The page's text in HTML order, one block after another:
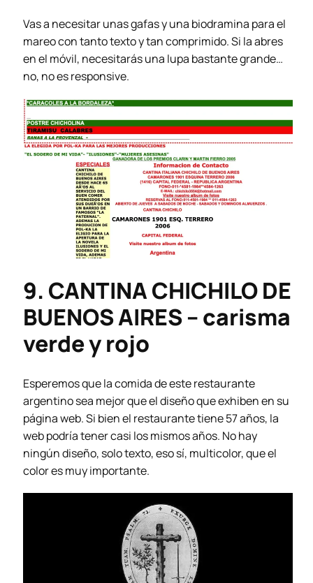
Vas a necesitar unas gafas y una biodramina para el
mareo con tanto texto y tan comprimido. Si la abres
en el móvil, necesitarás una lupa bastante grande…
no, no es responsive.
9. CANTINA CHICHILO DE
BUENOS AIRES – carisma
verde y rojo
Esperemos que la comida de este restaurante
argentino sea mejor que el diseño que exhiben en su
página web. Si bien el restaurante tiene 57 años, la
web podría tener casi los mismos años. No hay
ningún diseño, solo texto, eso sí, multicolor, que el
color es muy importante.